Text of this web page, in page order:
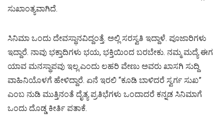
ಸುಖಾಂತ್ಯವಾಗಿದೆ.
ಸಿನಿಮಾ ಒಂದು ದೇವಸ್ಥಾನವಿದ್ದಂತ್ತೆ. ಅಲ್ಲಿ ಸರಸ್ವತಿ ಇದ್ದಾಳೆ. ಪೂಜಾರಿಗಳು
ಇದ್ದಾರೆ. ನಾವು ಭಕ್ತಾದಿಗಳು ಭಯ, ಭಕ್ತಿಯಿಂದ ಬರಬೇಕು. ನಮ್ಮ ಮದ್ಯೆ ಈಗ
ಯಾವ ಮನಸ್ಥಾಪವು ಇಲ್ಲ.ಎಂದು ಲಹರಿ ವೇಣು ಅವರು ಖಾಸಗಿ ಸುದ್ದಿ
ವಾಹಿನಿಯೊಳಗೆ ಹೇಳಿದ್ದಾರೆ. ಏನೆ ಇರಲಿ “ಕೂಡಿ ಬಾಳಿದರೆ ಸ್ವರ್ಗ ಸುಖ”
ಎಂಬ ನುಡಿ ಮುತ್ತಿನಂತೆ ದೈತ್ಯ ಪ್ರತಿಭೆಗಳು ಒಂದಾದರೆ ಕನ್ನಡ ಸಿನಿಮಾಗೆ
ಒಂದು ದೊಡ್ಡ ಕೀರ್ತಿ ಪತಾಕೆ.